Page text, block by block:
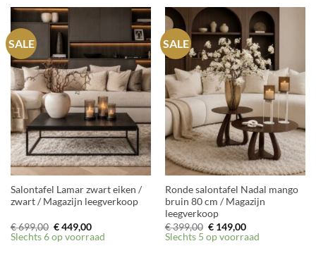
SALE
Salontafel Lamar zwart eiken /
zwart / Magazijn leegverkoop
€699,00 Oorspronkelijke
prijs
was:
€449,00Huidige
prijs
Slechts 6 op voorraad
SALE
Ronde salontafel Nadal mango
bruin 80 cm / Magazijn
leegverkoop
€399,00 Oorspronkelijke
prijs
was:
€149,00Huidige
prijs
Slechts 5 op voorraad